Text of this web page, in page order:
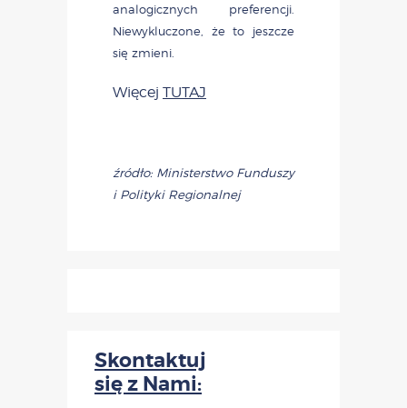
analogicznych preferencji.
Niewykluczone, że to jeszcze
się zmieni.
Więcej TUTAJ
źródło: Ministerstwo Funduszy
i Polityki Regionalnej
Skontaktuj
się z Nami: